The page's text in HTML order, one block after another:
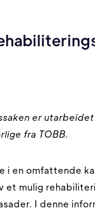
er
fra TOBB.
i en omfattende
et mulig
I denne